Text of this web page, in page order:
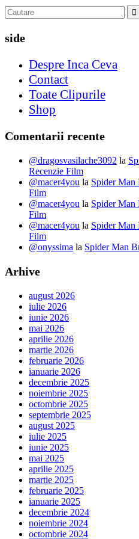
side
Despre Inca Ceva
Contact
Toate Clipurile
Shop
Comentarii recente
@dragosvasilache3092 la
Recenzie Film
@macer4you la Spider Man
Film
@macer4you la Spider Man
Film
@macer4you la Spider Man
Film
@onyssima la Spider Man
Arhive
august 2026
iulie 2026
iunie 2026
mai 2026
aprilie 2026
martie 2026
februarie 2026
ianuarie 2026
decembrie 2025
noiembrie 2025
octombrie 2025
septembrie 2025
august 2025
iulie 2025
iunie 2025
mai 2025
aprilie 2025
martie 2025
februarie 2025
ianuarie 2025
decembrie 2024
noiembrie 2024
octombrie 2024